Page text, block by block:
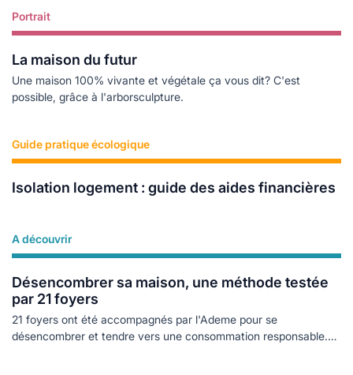
Portrait
La maison du futur
Une maison 100% vivante et végétale ça vous dit? C'est
possible, grâce à l'arborsculpture.
Lire plus
Guide pratique écologique
Isolation logement : guide des aides financières
Lire plus
A découvrir
Désencombrer sa maison, une méthode testée
par 21 foyers
21 foyers ont été accompagnés par l'Ademe pour se
désencombrer et tendre vers une consommation responsable.
Lire plus